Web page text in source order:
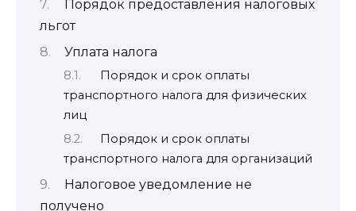
Порядок предоставления налоговых
льгот
Уплата налога
Порядок и срок оплаты
транспортного налога для физических
лиц
Порядок и срок оплаты
транспортного налога для организаций
Налоговое уведомление не
получено